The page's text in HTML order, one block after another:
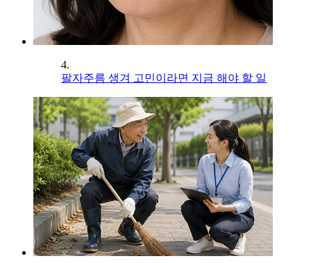
4.
팔자주름 생겨 고민이라면 지금 해야 할 일